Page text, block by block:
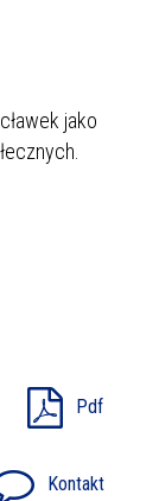
jako
Pdf
Kontakt